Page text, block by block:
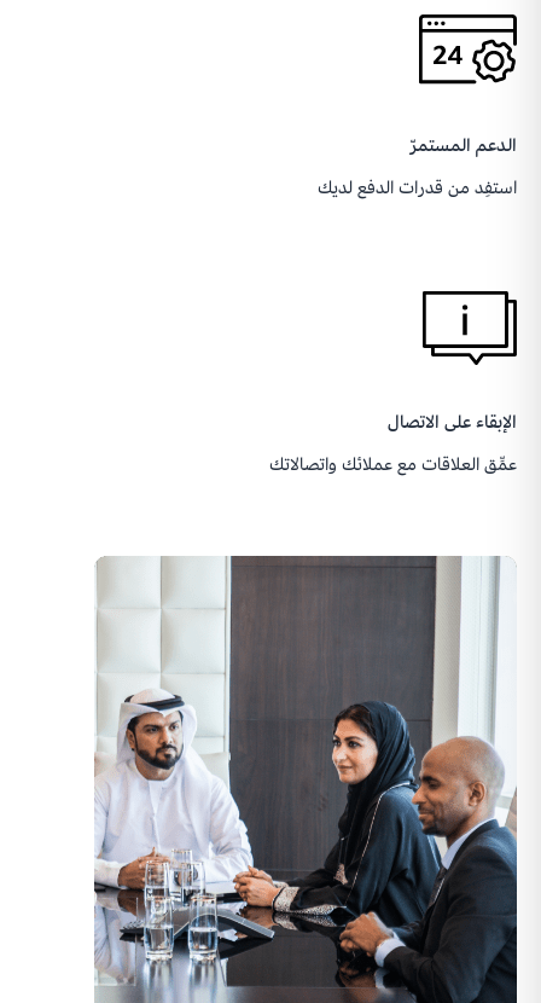
الدعم المستمرّ
استفِد من قدرات الدفع لديك
الإبقاء على الاتصال
عمِّق العلاقات مع عملائك واتصالاتك